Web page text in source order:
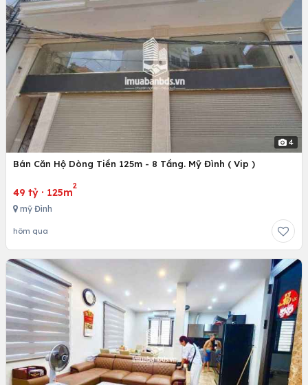
4
Bán Căn Hộ Dòng Tiền 125m - 8 Tầng. Mỹ Đình ( Vip )
49 tỷ · 125m
2
mỹ Đình
hôm qua